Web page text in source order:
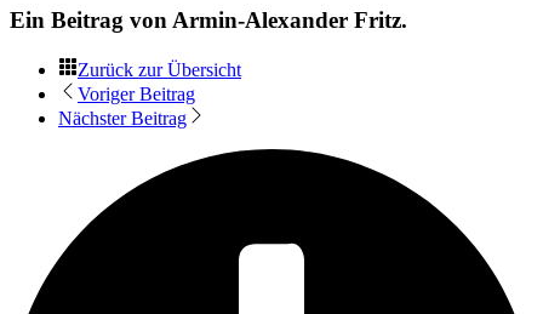
Ein Beitrag von Armin-Alexander Fritz.
Zurück zur Übersicht
Voriger Beitrag
Nächster Beitrag